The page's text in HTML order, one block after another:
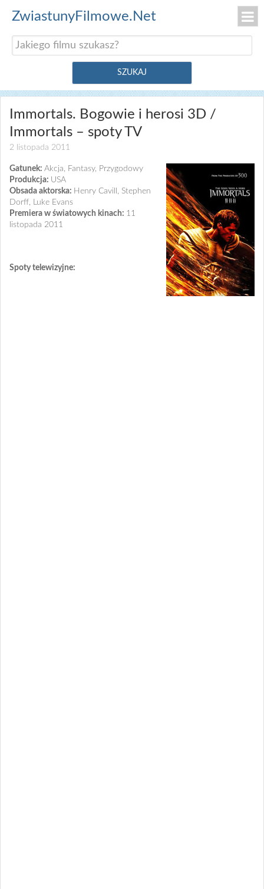
ZwiastunyFilmowe.Net
Immortals. Bogowie i herosi 3D /
Immortals – spoty TV
2 listopada 2011
Gatunek: Akcja, Fantasy, Przygodowy
Produkcja: USA
Obsada aktorska: Henry Cavill, Stephen
Dorff, Luke Evans
Premiera w światowych kinach: 11
listopada 2011
Spoty telewizyjne: